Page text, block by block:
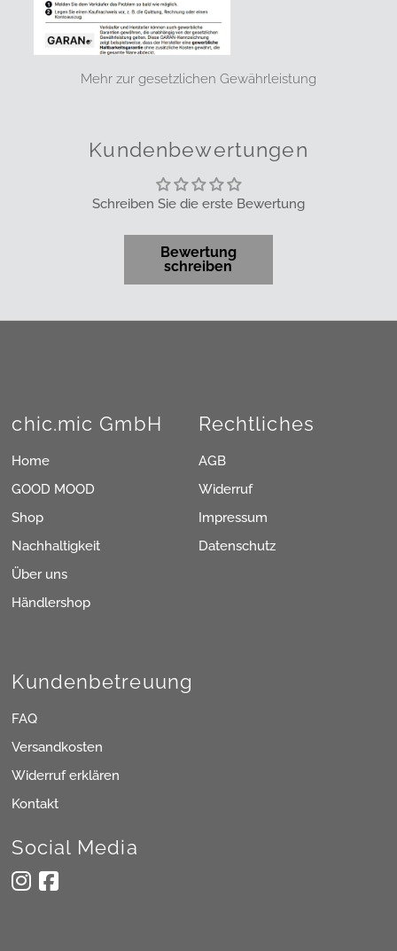
Mehr zur gesetzlichen Gewährleistung
Kundenbewertungen
Schreiben Sie die erste Bewertung
Bewertung
schreiben
chic.mic GmbH
Home
GOOD MOOD
Shop
Nachhaltigkeit
Über uns
Händlershop
Rechtliches
AGB
Widerruf
Impressum
Datenschutz
Kundenbetreuung
FAQ
Versandkosten
Widerruf erklären
Kontakt
Social Media